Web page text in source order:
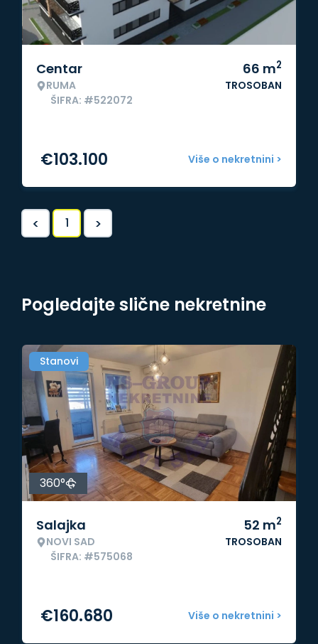
Centar
RUMA
ŠIFRA: #522072
66 m2
TROSOBAN
Više o nekretnini >
€103.100
< 1 >
Pogledajte slične nekretnine
Stanovi
360°
Salajka
NOVI SAD
ŠIFRA: #575068
52 m2
TROSOBAN
Više o nekretnini >
€160.680